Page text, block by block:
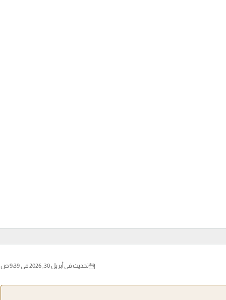
تحديث في أبريل 30, 2026 في 9:39 ص